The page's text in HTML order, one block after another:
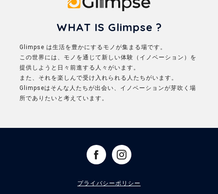
WHAT IS Glimpse ?
Glimpse は生活を豊かにするモノが集まる場です。
この世界には、モノを通じて新しい体験（イノベーション）を
提供しようと日々前進する人々がいます。
また、それを楽しんで受け入れられる人たちがいます。
Glimpseはそんな人たちが出会い、イノベーションが芽吹く場
所でありたいと考えています。
プライバシーポリシー